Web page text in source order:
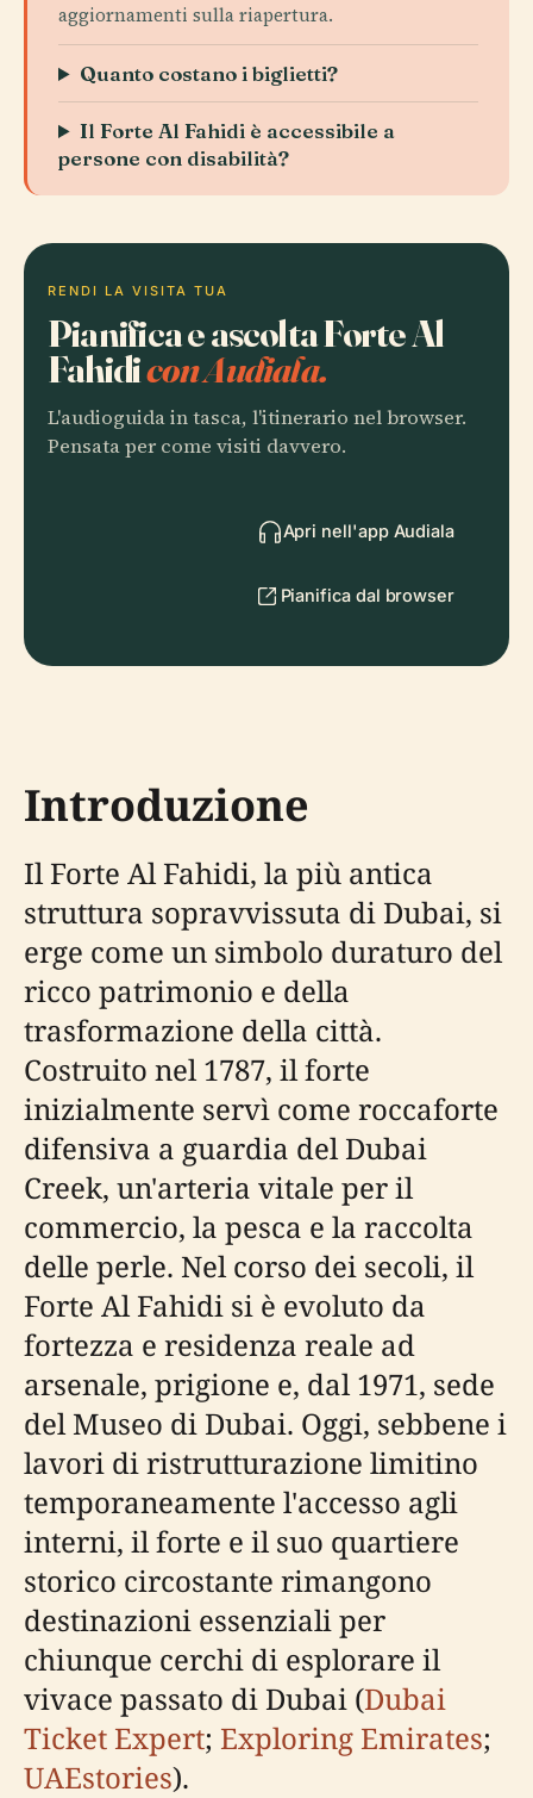
aggiornamenti sulla riapertura.
Quanto costano i biglietti?
Il Forte Al Fahidi è accessibile a
persone con disabilità?
RENDI LA VISITA TUA
Pianifica e ascolta Forte Al
Fahidicon Audiala.
L'audioguida in tasca, l'itinerario nel browser.
Pensata per come visiti davvero.
Apri nell'app Audiala
Pianifica dal browser
Introduzione
Il Forte Al Fahidi, la più antica
struttura sopravvissuta di Dubai, si
erge come un simbolo duraturo del
ricco patrimonio e della
trasformazione della città.
Costruito nel 1787, il forte
inizialmente servì come roccaforte
difensiva a guardia del Dubai
Creek, un'arteria vitale per il
commercio, la pesca e la raccolta
delle perle. Nel corso dei secoli, il
Forte Al Fahidi si è evoluto da
fortezza e residenza reale ad
arsenale, prigione e, dal 1971, sede
del Museo di Dubai. Oggi, sebbene i
lavori di ristrutturazione limitino
temporaneamente l'accesso agli
interni, il forte e il suo quartiere
storico circostante rimangono
destinazioni essenziali per
chiunque cerchi di esplorare il
vivace passato di Dubai (Dubai
Ticket Expert; Exploring Emirates;
UAEstories).